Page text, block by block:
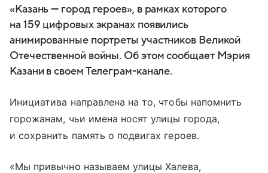
«Казань — город героев», в рамках которого
на 159 цифровых экранах появились
анимированные портреты участников Великой
Отечественной войны. Об этом сообщает Мэрия
Казани в своем Телеграм-канале.
Инициатива направлена на то, чтобы напомнить
горожанам, чьи имена носят улицы города,
и сохранить память о подвигах героев.
«Мы привычно называем улицы Халева,